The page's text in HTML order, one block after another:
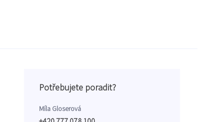
Potřebujete poradit?
Míla Gloserová